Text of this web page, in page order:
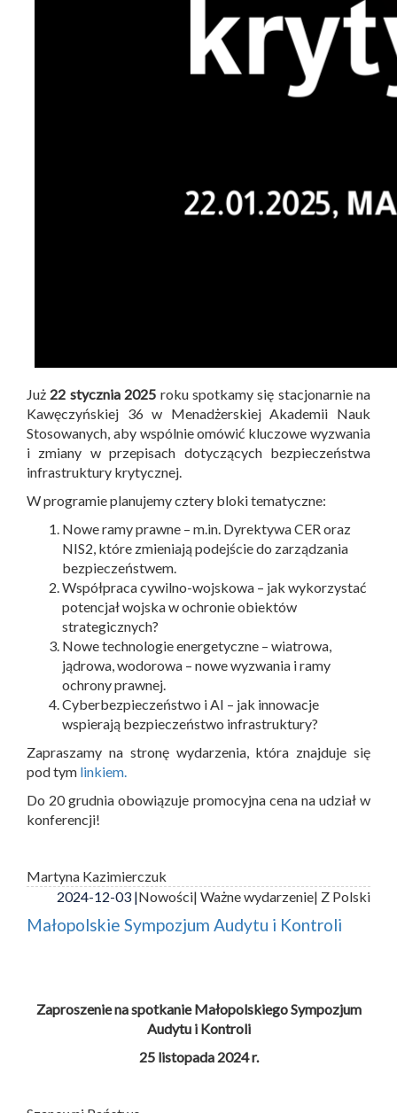
Już 22 stycznia 2025 roku spotkamy się stacjonarnie na
Kawęczyńskiej 36 w Menadżerskiej Akademii Nauk
Stosowanych, aby wspólnie omówić kluczowe wyzwania
i zmiany w przepisach dotyczących bezpieczeństwa
infrastruktury krytycznej.
W programie planujemy cztery bloki tematyczne:
Nowe ramy prawne – m.in. Dyrektywa CER oraz
NIS2, które zmieniają podejście do zarządzania
bezpieczeństwem.
Współpraca cywilno-wojskowa – jak wykorzystać
potencjał wojska w ochronie obiektów
strategicznych?
Nowe technologie energetyczne – wiatrowa,
jądrowa, wodorowa – nowe wyzwania i ramy
ochrony prawnej.
Cyberbezpieczeństwo i AI – jak innowacje
wspierają bezpieczeństwo infrastruktury?
Zapraszamy na stronę wydarzenia, która znajduje się
pod tym linkiem.
Do 20 grudnia obowiązuje promocyjna cena na udział w
konferencji!
Martyna Kazimierczuk
2024-12-03 |Nowości| Ważne wydarzenie| Z Polski
Małopolskie Sympozjum Audytu i Kontroli
Zaproszenie na spotkanie Małopolskiego Sympozjum
Audytu i Kontroli
25 listopada 2024 r.